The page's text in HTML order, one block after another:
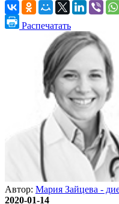
Распечатать
Автор: Мария Зайцева -
2020-01-14